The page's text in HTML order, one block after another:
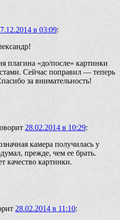
в 03:09:
плагина «до/после» картинки
Сейчас поправил — теперь
за внимательность!
28.02.2014 в 10:29:
камера получилась у
прежде, чем ее брать.
качество картинки.
28.02.2014 в 11:10: